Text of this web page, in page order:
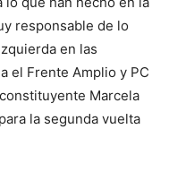
responsable de lo
en las
el Frente Amplio y PC
Marcela
la segunda vuelta